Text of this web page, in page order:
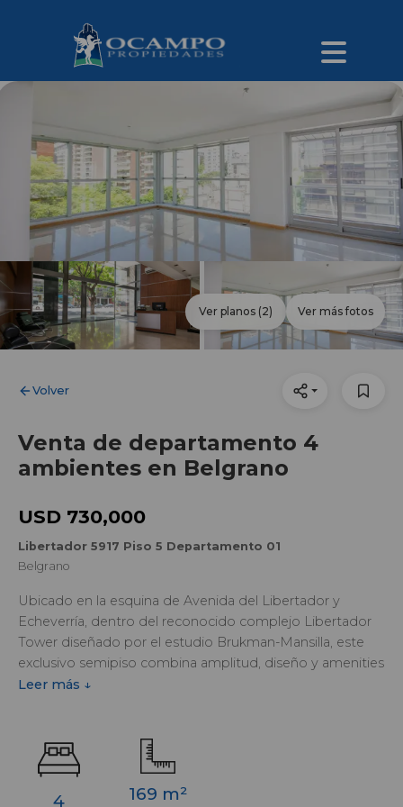
Volver
Venta de departamento 4
ambientes en Belgrano
Ver planos (2) Ver más fotos
USD 730,000
Libertador 5917 Piso 5 Departamento 01
Belgrano
Ubicado en la esquina de Avenida del Libertador y
Echeverría, dentro del reconocido complejo Libertador
Tower diseñado por el estudio Brukman-Mansilla, este
exclusivo semipiso combina amplitud, diseño y amenities
de primer nivel en una de las ubicaciones más privilegiadas
Con una superficie total de 169 m², la propiedad ofrece
una distribución funcional y elegante. El amplio estar-
comedor en esquina se destaca por su excelente
luminosidad y su salida a un balcón aterrazado con parrilla
Leer más ↓
4 169 m²